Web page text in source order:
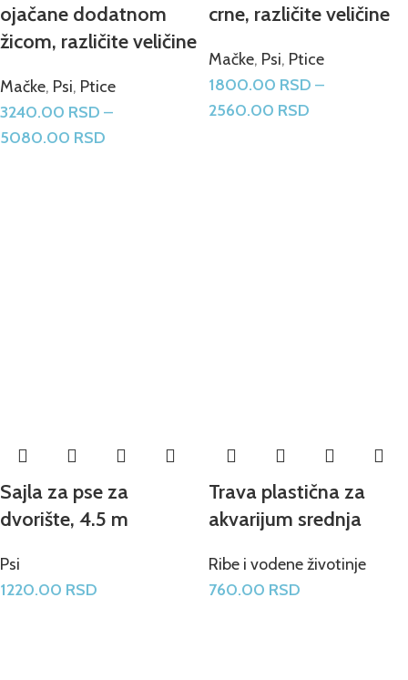
ojačane dodatnom
žicom, različite veličine
Mačke, Psi, Ptice
3240.00 RSD –
5080.00 RSD
crne, različite veličine
Mačke, Psi, Ptice
1800.00 RSD –
2560.00 RSD
Sajla za pse za
dvorište, 4.5 m
Psi
1220.00 RSD
Trava plastična za
akvarijum srednja
Ribe i vodene životinje
760.00 RSD